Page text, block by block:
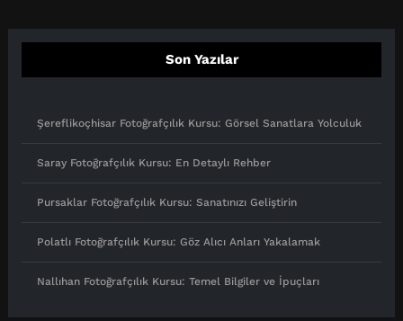
Son Yazılar
Şereflikoçhisar Fotoğrafçılık Kursu: Görsel Sanatlara Yolculuk
Saray Fotoğrafçılık Kursu: En Detaylı Rehber
Pursaklar Fotoğrafçılık Kursu: Sanatınızı Geliştirin
Polatlı Fotoğrafçılık Kursu: Göz Alıcı Anları Yakalamak
Nallıhan Fotoğrafçılık Kursu: Temel Bilgiler ve İpuçları